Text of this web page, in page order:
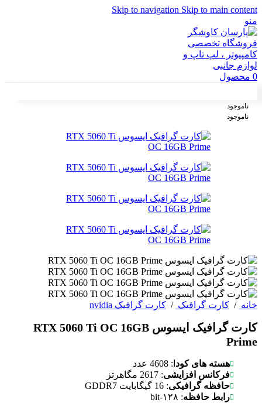
Skip to navigation Skip to main content
منو
0 محصول
ناموجود
ناموجود
خانه / کارت گرافیک / کارت گرافیک nvidia
کارت گرافیک ایسوس RTX 5060 Ti OC 16GB
Prime
هسته‌ های کود ا: 4608 عدد
فرکانس افزایشی: 2617 مگاهرتز
حافظه گرافیکی: 16 گیگابایت GDDR7
رابط حافظه: ۱۲۸‑bit